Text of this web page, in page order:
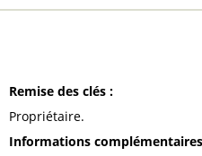
Remise des clés :
Propriétaire
Informations complémentaires